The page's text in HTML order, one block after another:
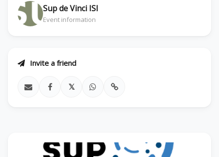
Sup de Vinci ISI
Event information
Invite a friend
𝕏